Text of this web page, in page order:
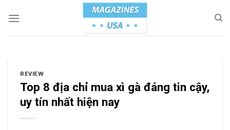
REVIEW
Top 8 địa chỉ mua xì gà đáng tin cậy,
uy tín nhất hiện nay